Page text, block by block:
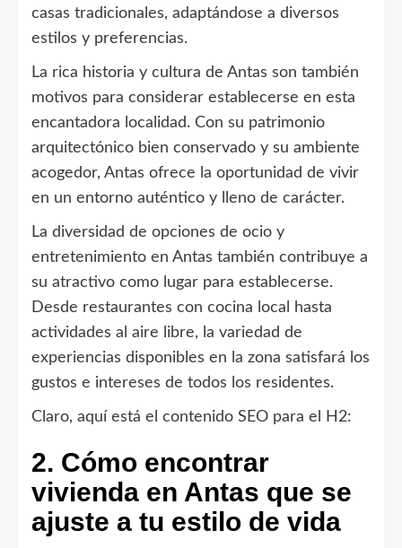
casas tradicionales, adaptándose a diversos
estilos y preferencias.
La rica historia y cultura de Antas son también
motivos para considerar establecerse en esta
encantadora localidad. Con su patrimonio
arquitectónico bien conservado y su ambiente
acogedor, Antas ofrece la oportunidad de vivir
en un entorno auténtico y lleno de carácter.
La diversidad de opciones de ocio y
entretenimiento en Antas también contribuye a
su atractivo como lugar para establecerse.
Desde restaurantes con cocina local hasta
actividades al aire libre, la variedad de
experiencias disponibles en la zona satisfará los
gustos e intereses de todos los residentes.
Claro, aquí está el contenido SEO para el H2:
2. Cómo encontrar
vivienda en Antas que se
ajuste a tu estilo de vida